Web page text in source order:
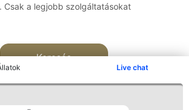
Live chat
Csak a legjobb szolgáltatásokat
Keresés